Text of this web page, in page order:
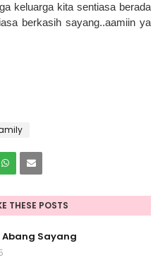
keluarga kita sentiasa berada
berkasih sayang..aamiin ya
THESE POSTS
Sayang